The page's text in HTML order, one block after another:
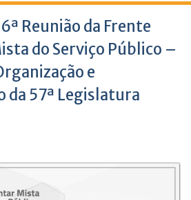
Reunião da Frente
do Serviço Público –
e
da 57ª Legislatura